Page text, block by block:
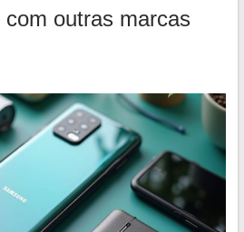
outras marcas